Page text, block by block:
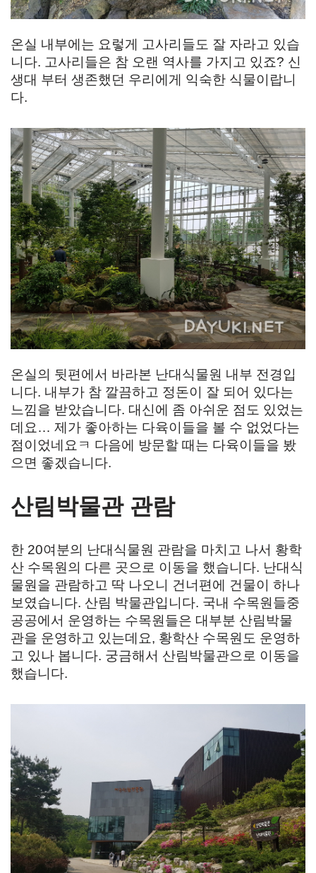
온실 내부에는 요렇게 고사리들도 잘 자라고 있습
니다. 고사리들은 참 오랜 역사를 가지고 있죠? 신
생대 부터 생존했던 우리에게 익숙한 식물이랍니
다.
온실의 뒷편에서 바라본 난대식물원 내부 전경입
니다. 내부가 참 깔끔하고 정돈이 잘 되어 있다는
느낌을 받았습니다. 대신에 좀 아쉬운 점도 있었는
데요… 제가 좋아하는 다육이들을 볼 수 없었다는
점이었네요ㅋ 다음에 방문할 때는 다육이들을 봤
으면 좋겠습니다.
산림박물관 관람
한 20여분의 난대식물원 관람을 마치고 나서 황학
산 수목원의 다른 곳으로 이동을 했습니다. 난대식
물원을 관람하고 딱 나오니 건너편에 건물이 하나
보였습니다. 산림 박물관입니다. 국내 수목원들중
공공에서 운영하는 수목원들은 대부분 산림박물
관을 운영하고 있는데요, 황학산 수목원도 운영하
고 있나 봅니다. 궁금해서 산림박물관으로 이동을
했습니다.